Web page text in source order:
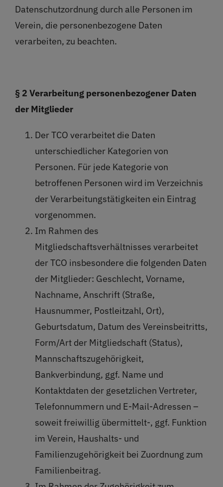
Datenschutzordnung durch alle Personen im
Verein, die personenbezogene Daten
verarbeiten, zu beachten.
§ 2 Verarbeitung personenbezogener Daten
der Mitglieder
Der TCO verarbeitet die Daten
unterschiedlicher Kategorien von
Personen. Für jede Kategorie von
betroffenen Personen wird im Verzeichnis
der Verarbeitungstätigkeiten ein Eintrag
vorgenommen.
Im Rahmen des
Mitgliedschaftsverhältnisses verarbeitet
der TCO insbesondere die folgenden Daten
der Mitglieder: Geschlecht, Vorname,
Nachname, Anschrift (Straße,
Hausnummer, Postleitzahl, Ort),
Geburtsdatum, Datum des Vereinsbeitritts,
Form/Art der Mitgliedschaft (Status),
Mannschaftszugehörigkeit,
Bankverbindung, ggf. Name und
Kontaktdaten der gesetzlichen Vertreter,
Telefonnummern und E-Mail-Adressen –
soweit freiwillig übermittelt-, ggf. Funktion
im Verein, Haushalts- und
Familienzugehörigkeit bei Zuordnung zum
Familienbeitrag.